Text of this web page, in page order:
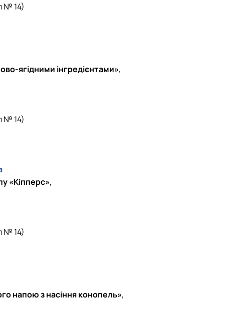
№ 14)
ягідними інгредієнтами»,
№ 14)
«Кіпперс»,
№ 14)
напою з насіння конопель»,